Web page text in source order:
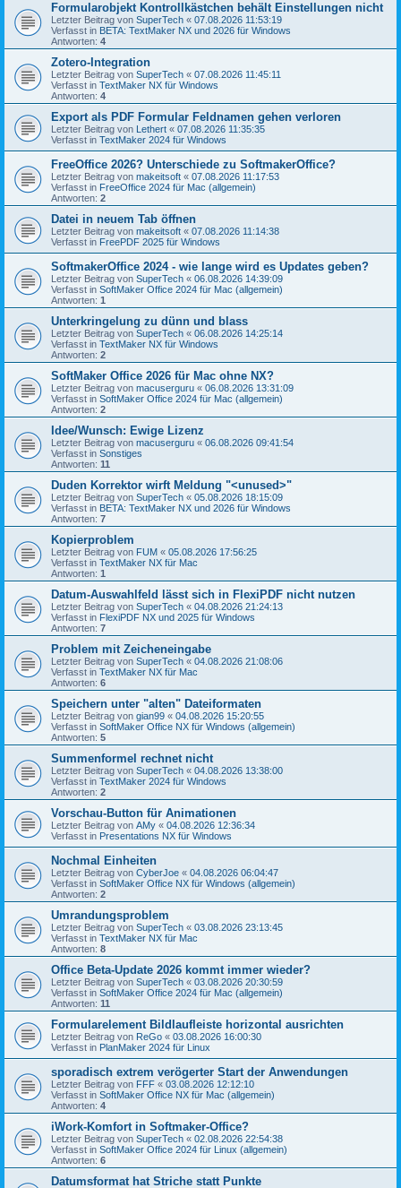
Formularobjekt Kontrollkästchen behält Einstellungen nicht
Letzter Beitrag von SuperTech « 07.08.2026 11:53:19
Verfasst in BETA: TextMaker NX und 2026 für Windows
Antworten: 4
Zotero-Integration
Letzter Beitrag von SuperTech « 07.08.2026 11:45:11
Verfasst in TextMaker NX für Windows
Antworten: 4
Export als PDF Formular Feldnamen gehen verloren
Letzter Beitrag von Lethert « 07.08.2026 11:35:35
Verfasst in TextMaker 2024 für Windows
FreeOffice 2026? Unterschiede zu SoftmakerOffice?
Letzter Beitrag von makeitsoft « 07.08.2026 11:17:53
Verfasst in FreeOffice 2024 für Mac (allgemein)
Antworten: 2
Datei in neuem Tab öffnen
Letzter Beitrag von makeitsoft « 07.08.2026 11:14:38
Verfasst in FreePDF 2025 für Windows
SoftmakerOffice 2024 - wie lange wird es Updates geben?
Letzter Beitrag von SuperTech « 06.08.2026 14:39:09
Verfasst in SoftMaker Office 2024 für Mac (allgemein)
Antworten: 1
Unterkringelung zu dünn und blass
Letzter Beitrag von SuperTech « 06.08.2026 14:25:14
Verfasst in TextMaker NX für Windows
Antworten: 2
SoftMaker Office 2026 für Mac ohne NX?
Letzter Beitrag von macuserguru « 06.08.2026 13:31:09
Verfasst in SoftMaker Office 2024 für Mac (allgemein)
Antworten: 2
Idee/Wunsch: Ewige Lizenz
Letzter Beitrag von macuserguru « 06.08.2026 09:41:54
Verfasst in Sonstiges
Antworten: 11
Duden Korrektor wirft Meldung "<unused>"
Letzter Beitrag von SuperTech « 05.08.2026 18:15:09
Verfasst in BETA: TextMaker NX und 2026 für Windows
Antworten: 7
Kopierproblem
Letzter Beitrag von FUM « 05.08.2026 17:56:25
Verfasst in TextMaker NX für Mac
Antworten: 1
Datum-Auswahlfeld lässt sich in FlexiPDF nicht nutzen
Letzter Beitrag von SuperTech « 04.08.2026 21:24:13
Verfasst in FlexiPDF NX und 2025 für Windows
Antworten: 7
Problem mit Zeicheneingabe
Letzter Beitrag von SuperTech « 04.08.2026 21:08:06
Verfasst in TextMaker NX für Mac
Antworten: 6
Speichern unter "alten" Dateiformaten
Letzter Beitrag von gian99 « 04.08.2026 15:20:55
Verfasst in SoftMaker Office NX für Windows (allgemein)
Antworten: 5
Summenformel rechnet nicht
Letzter Beitrag von SuperTech « 04.08.2026 13:38:00
Verfasst in TextMaker 2024 für Windows
Antworten: 2
Vorschau-Button für Animationen
Letzter Beitrag von AMy « 04.08.2026 12:36:34
Verfasst in Presentations NX für Windows
Nochmal Einheiten
Letzter Beitrag von CyberJoe « 04.08.2026 06:04:47
Verfasst in SoftMaker Office NX für Windows (allgemein)
Antworten: 2
Umrandungsproblem
Letzter Beitrag von SuperTech « 03.08.2026 23:13:45
Verfasst in TextMaker NX für Mac
Antworten: 8
Office Beta-Update 2026 kommt immer wieder?
Letzter Beitrag von SuperTech « 03.08.2026 20:30:59
Verfasst in SoftMaker Office 2024 für Mac (allgemein)
Antworten: 11
Formularelement Bildlaufleiste horizontal ausrichten
Letzter Beitrag von ReGo « 03.08.2026 16:00:30
Verfasst in PlanMaker 2024 für Linux
sporadisch extrem verögerter Start der Anwendungen
Letzter Beitrag von FFF « 03.08.2026 12:12:10
Verfasst in SoftMaker Office NX für Mac (allgemein)
Antworten: 4
iWork-Komfort in Softmaker-Office?
Letzter Beitrag von SuperTech « 02.08.2026 22:54:38
Verfasst in SoftMaker Office 2024 für Linux (allgemein)
Antworten: 6
Datumsformat hat Striche statt Punkte